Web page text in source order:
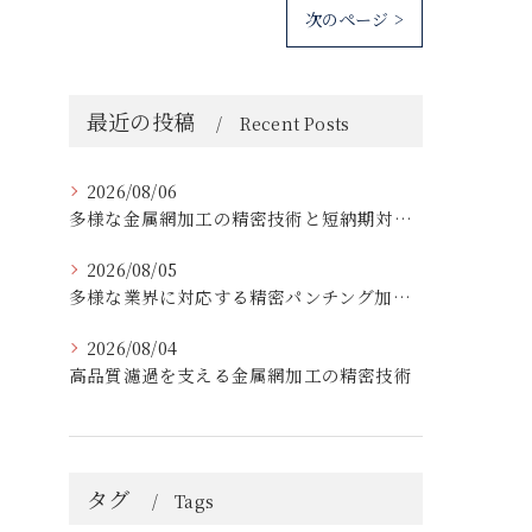
次のページ >
最近の投稿 Recent Posts
2026/08/06
多様な金属網加工の精密技術と短納期対応の実例
2026/08/05
多様な業界に対応する精密パンチング加工の実践技術
2026/08/04
高品質濾過を支える金属網加工の精密技術
タグ Tags